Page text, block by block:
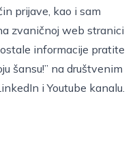
prijave, kao i sam
zvaničnoj web stranici
informacije pratite
šansu!” na društvenim
iYoutube kanalu.